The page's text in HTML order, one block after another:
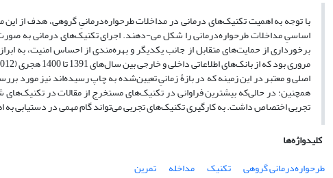
با توجه به اهمیت تکنیک‌های درمانی در مداخلات طرحواره‌درمانیِ گروهی، هدف از این
اساسیِ مداخلات طرحواره‌درمانی را شکل می-دهند. اجرای تکنیک‌های درمانی به
برخورداری از حمایت‌های متقابل از جانب یکدیگر و بهره‌مندی از احساس امنیت، به
همچنین؛ در حالی‌که بیشترین فراوانی در تکنیک‌های مستخرج از مقالات در
تجربی اختصاص داشت. به کارگیری تکنیک‌های تجربی می‌تواند گام مهمی در دستیابی به
کلیدواژه‌ها
طرحواره‌درمانی گروهی
تکنیک مداخله
تمرین